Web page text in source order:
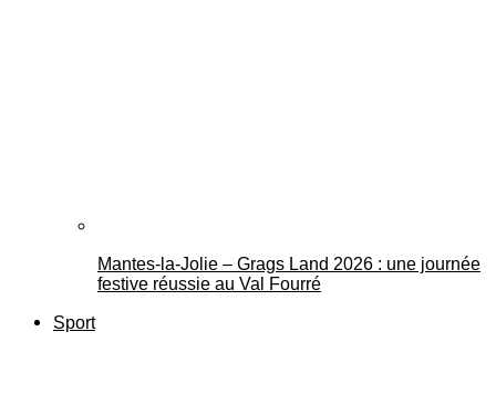
Mantes-la-Jolie – Grags Land 2026 : une journée
festive réussie au Val Fourré
Sport